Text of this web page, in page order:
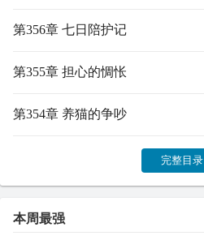
第356章 七日陪护记
第355章 担心的惆怅
第354章 养猫的争吵
完整目录
本周最强